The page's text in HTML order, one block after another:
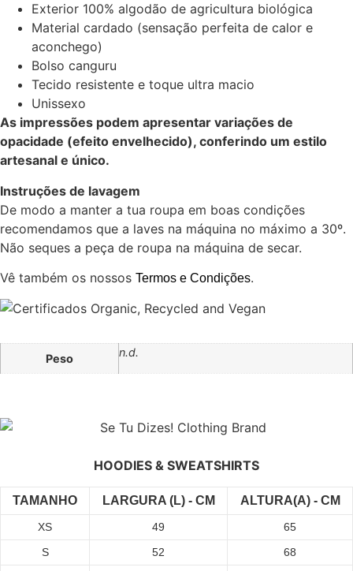
Exterior 100% algodão de agricultura biológica
Material cardado (sensação perfeita de calor e
aconchego)
Bolso canguru
Tecido resistente e toque ultra macio
Unissexo
As impressões podem apresentar variações de
opacidade (efeito envelhecido), conferindo um estilo
artesanal e único.
Instruções de lavagem
De modo a manter a tua roupa em boas condições
recomendamos que a laves na máquina no máximo a 30º.
Não seques a peça de roupa na máquina de secar.
Vê também os nossos Termos e Condições.
Peso n.d.
HOODIES & SWEATSHIRTS
TAMANHO LARGURA (L) - CM ALTURA(A) - CM
XS 49
65
S
52
68